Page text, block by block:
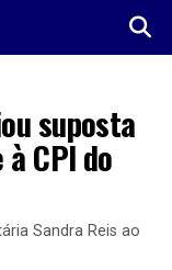
suposta
CPI do
Sandra Reis ao